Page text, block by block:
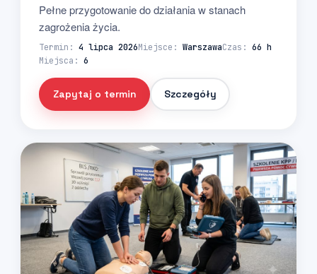
Pełne przygotowanie do działania w stanach
zagrożenia życia.
Termin: 4 lipca 2026Miejsce: WarszawaCzas: 66 h
Miejsca: 6
Zapytaj o termin Szczegóły